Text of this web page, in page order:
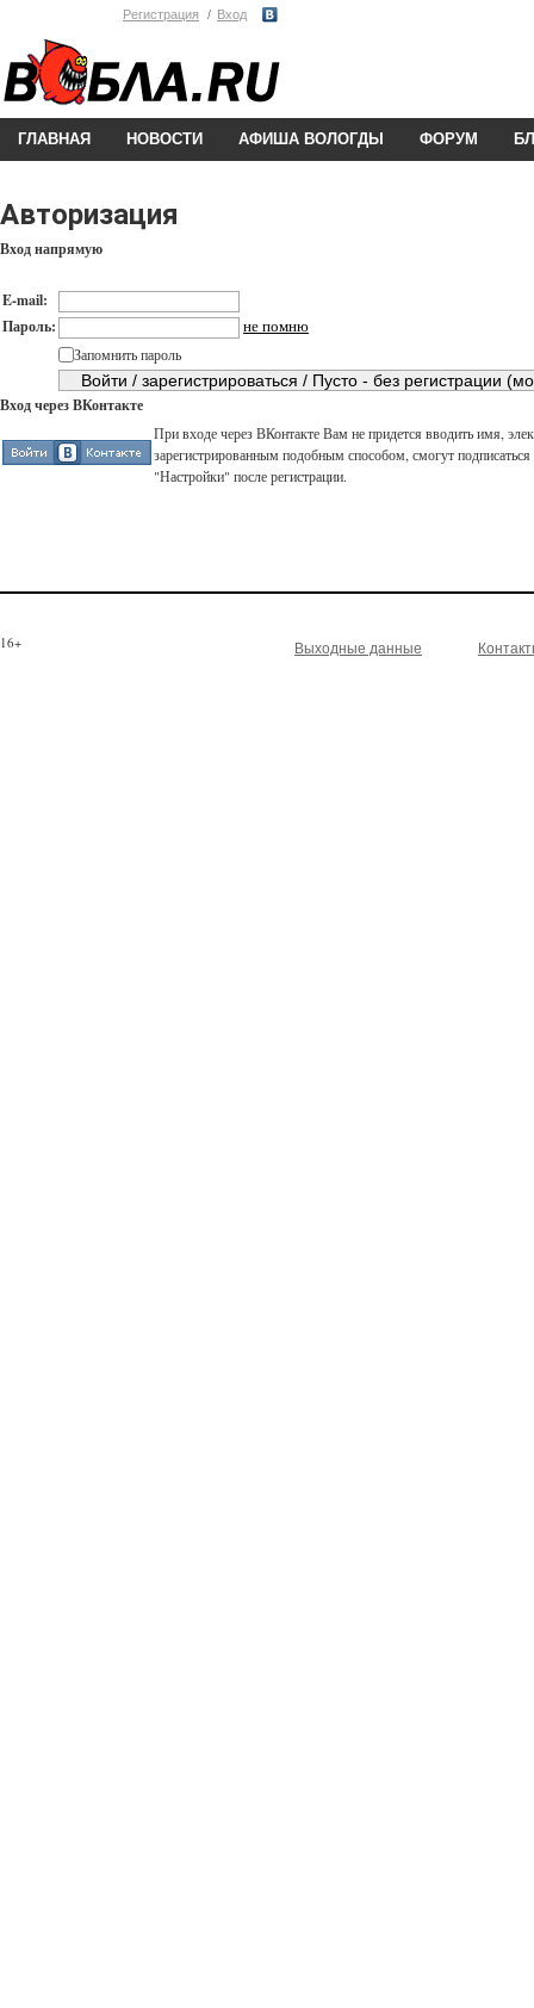
Регистрация Вход
ГЛАВНАЯ НОВОСТИ АФИША ВОЛОГДЫ ФОРУМ
Авторизация
Вход напрямую
E-mail:
Пароль:
не помню
Запомнить пароль
Вход через ВКонтакте
При входе через ВКонтакте Вам не придется вводить имя,
зарегистрированным подобным способом, смогут
"Настройки" после регистрации.
16+ Выходные данные